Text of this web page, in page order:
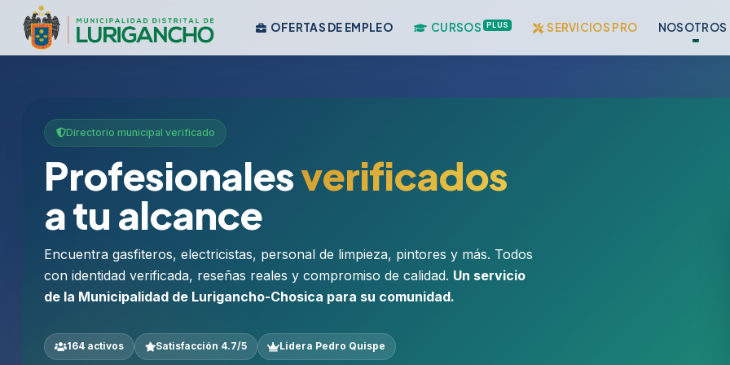
OFERTAS DE EMPLEO CURSOS PLUS SERVICIOS PRO NOSOTROS
Directorio municipal verificado
Profesionalesverificados
a tu alcance
Encuentra gasfiteros, electricistas, personal de limpieza, pintores y más. Todos
con identidad verificada, reseñas reales y compromiso de calidad. Un servicio
de la Municipalidad de Lurigancho-Chosica para su comunidad.
164 activos Satisfacción 4.7/5 Lidera Pedro Quispe